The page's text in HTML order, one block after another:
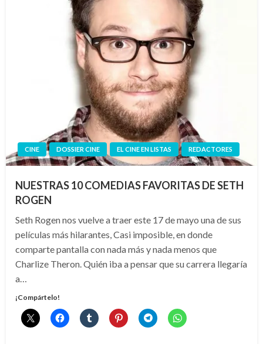
CINE DOSSIER CINE EL CINE EN LISTAS REDACTORES
NUESTRAS 10 COMEDIAS FAVORITAS DE SETH
ROGEN
Seth Rogen nos vuelve a traer este 17 de mayo una de sus
películas más hilarantes, Casi imposible, en donde
comparte pantalla con nada más y nada menos que
Charlize Theron. Quién iba a pensar que su carrera llegaría
a…
¡Compártelo!